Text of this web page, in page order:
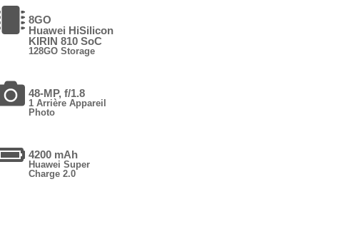
8GO
Huawei HiSilicon
KIRIN 810 SoC
128GO Storage
48-MP, f/1.8
1 Arrière Appareil
Photo
4200 mAh
Huawei Super
Charge 2.0